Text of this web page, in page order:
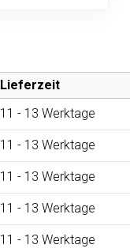
Lieferzeit
11 - 13 Werktage
11 - 13 Werktage
11 - 13 Werktage
11 - 13 Werktage
11 - 13 Werktage